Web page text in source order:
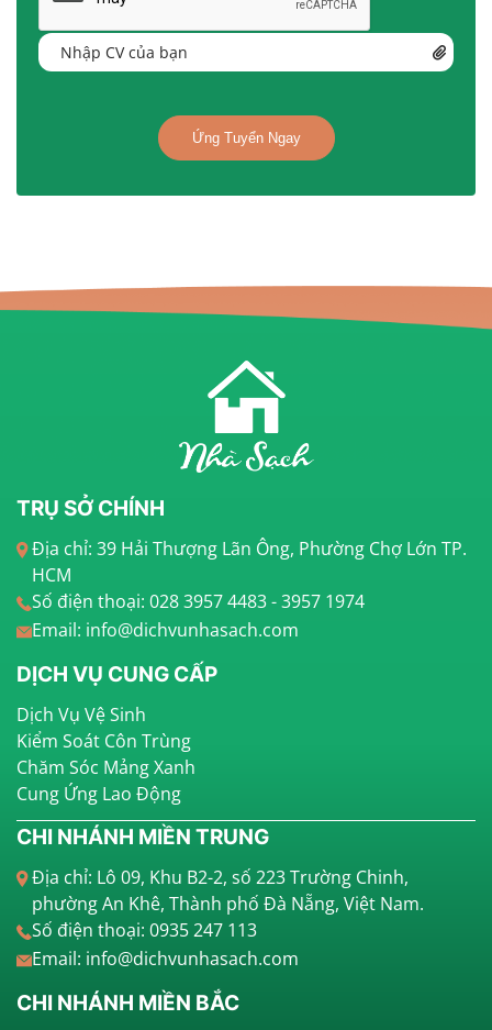
Nhập CV của bạn
Ứng Tuyển Ngay
TRỤ SỞ CHÍNH
Địa chỉ: 39 Hải Thượng Lãn Ông, Phường Chợ Lớn TP.
HCM
Số điện thoại: 028 3957 4483 - 3957 1974
Email: info@dichvunhasach.com
DỊCH VỤ CUNG CẤP
Dịch Vụ Vệ Sinh
Kiểm Soát Côn Trùng
Chăm Sóc Mảng Xanh
Cung Ứng Lao Động
CHI NHÁNH MIỀN TRUNG
Địa chỉ: Lô 09, Khu B2-2, số 223 Trường Chinh,
phường An Khê, Thành phố Đà Nẵng, Việt Nam.
Số điện thoại: 0935 247 113
Email: info@dichvunhasach.com
CHI NHÁNH MIỀN BẮC